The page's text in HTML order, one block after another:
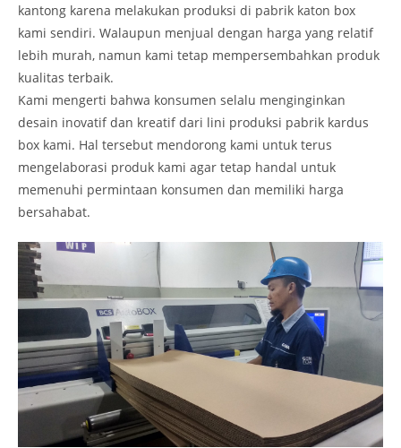
kantong karena melakukan produksi di pabrik katon box
kami sendiri. Walaupun menjual dengan harga yang relatif
lebih murah, namun kami tetap mempersembahkan produk
kualitas terbaik.
Kami mengerti bahwa konsumen selalu menginginkan
desain inovatif dan kreatif dari lini produksi pabrik kardus
box kami. Hal tersebut mendorong kami untuk terus
mengelaborasi produk kami agar tetap handal untuk
memenuhi permintaan konsumen dan memiliki harga
bersahabat.